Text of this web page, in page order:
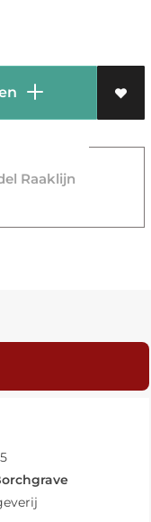
Raaklijn